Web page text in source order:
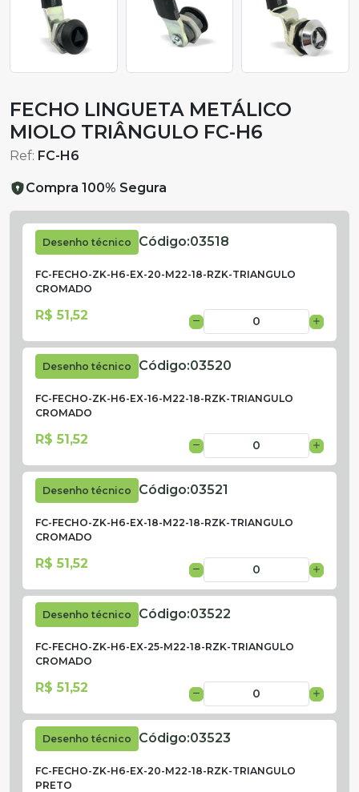
FECHO LINGUETA METÁLICO
MIOLO TRIÂNGULO FC-H6
Ref: FC-H6
Compra 100% Segura
Desenho técnico Código:03518
FC-FECHO-ZK-H6-EX-20-M22-18-RZK-TRIANGULO
CROMADO
R$ 51,52
Desenho técnico Código:03520
FC-FECHO-ZK-H6-EX-16-M22-18-RZK-TRIANGULO
CROMADO
R$ 51,52
Desenho técnico Código:03521
FC-FECHO-ZK-H6-EX-18-M22-18-RZK-TRIANGULO
CROMADO
R$ 51,52
Desenho técnico Código:03522
FC-FECHO-ZK-H6-EX-25-M22-18-RZK-TRIANGULO
CROMADO
R$ 51,52
Desenho técnico Código:03523
FC-FECHO-ZK-H6-EX-20-M22-18-RZK-TRIANGULO
PRETO